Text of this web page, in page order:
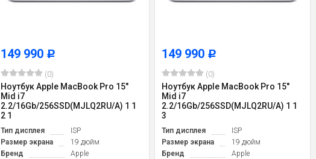
149 990 Р
(0)
Ноутбук Apple MacBook Pro 15"
Mid i7
2.2/16Gb/256SSD(MJLQ2RU/A) 1 1
2 1
Тип дисплея
ISP
Размер экрана
19 дюйм
Бренд
Apple
149 990 Р
(0)
Ноутбук Apple MacBook Pro 15"
Mid i7
2.2/16Gb/256SSD(MJLQ2RU/A) 1 1
3
Тип дисплея
ISP
Размер экрана
19 дюйм
Бренд
Apple